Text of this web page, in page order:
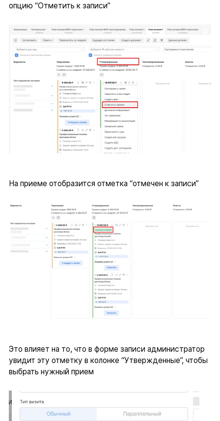
опцию “Отметить к записи”
На приеме отобразится отметка “отмечен к записи”
Это влияет на то, что в форме записи администратор
увидит эту отметку в колонке “Утвержденные”, чтобы
выбрать нужный прием